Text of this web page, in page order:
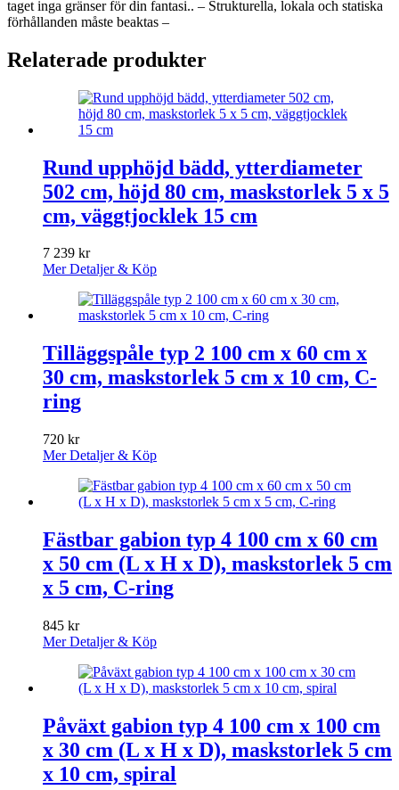
taget inga gränser för din fantasi.. – Strukturella, lokala och statiska
förhållanden måste beaktas –
Relaterade produkter
Rund upphöjd bädd, ytterdiameter
502 cm, höjd 80 cm, maskstorlek 5 x 5
cm, väggtjocklek 15 cm
7 239 kr
Mer Detaljer & Köp
Tilläggspåle typ 2 100 cm x 60 cm x
30 cm, maskstorlek 5 cm x 10 cm, C-
ring
720 kr
Mer Detaljer & Köp
Fästbar gabion typ 4 100 cm x 60 cm
x 50 cm (L x H x D), maskstorlek 5 cm
x 5 cm, C-ring
845 kr
Mer Detaljer & Köp
Påväxt gabion typ 4 100 cm x 100 cm
x 30 cm (L x H x D), maskstorlek 5 cm
x 10 cm, spiral